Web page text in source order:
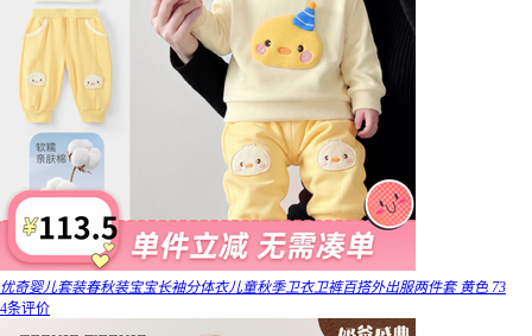
优奇婴儿套装春秋装宝宝长袖分体衣儿童秋季卫衣卫裤百搭外出服两件套 黄色 73
4条评价